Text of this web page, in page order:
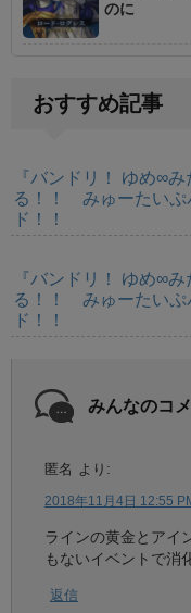
のに
おすすめ記事
『バンドリ！ ゆめ∞
る！！ みゅーたいぷ
ド！！
『バンドリ！ ゆめ∞
る！！ みゅーたいぷ
ド！！
みんなのコ
匿名 より:
2018年11月4日 12:55
ラインの黄金とアイ
もないイベントで消
返信